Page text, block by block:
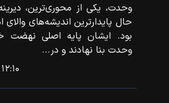
وحدت، یکی از محوری‌ترین،
حال پایدارترین اندیشه‌های
بود. ایشان پایه اصلی نهضت
وحدت بنا نهادند و در...
۱۲:۱۰